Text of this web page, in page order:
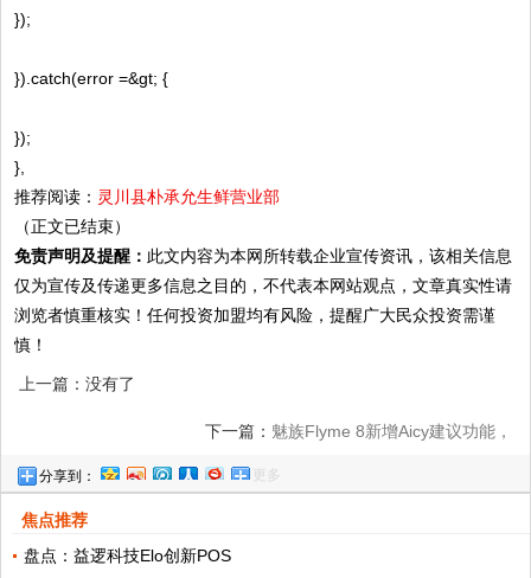
});
}).catch(error =&gt; {
});
},
推荐阅读： 灵川县朴承允生鲜营业部
（正文已结束）
免责声明及提醒： 此文内容为本网所转载企业宣传资讯，该相关信息
仅为宣传及传递更多信息之目的，不代表本网站观点，文章真实性请
浏览者慎重核实！任何投资加盟均有风险，提醒广大民众投资需谨
慎！
上一篇：没有了
下一篇： 魅族Flyme 8新增Aicy建议功能，
分享到： 更多
焦点推荐
盘点：益逻科技Elo创新POS